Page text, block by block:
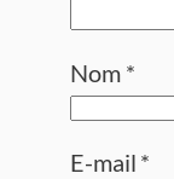
Nom *
E-mail *